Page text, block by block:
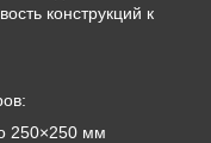
конструкций к
250×250 мм